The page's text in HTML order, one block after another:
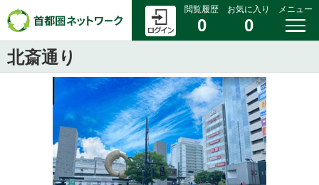
閲覧履歴
0
お気に入り
0
メニュー
北斎通り